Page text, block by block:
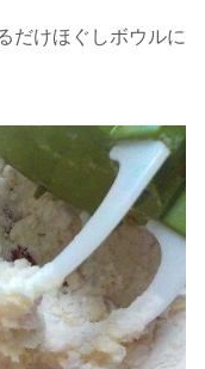
だけほぐしボウルに